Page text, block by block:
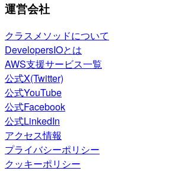
運営会社
クラスメソッドについて
DevelopersIOとは
AWS支援サービス一覧
公式X(Twitter)
公式YouTube
公式Facebook
公式LinkedIn
アクセス情報
プライバシーポリシー
クッキーポリシー